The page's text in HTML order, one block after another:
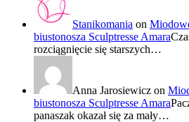
Stanikomania on
biustonosza Sculptresse Amara
rozciągnięcie się starszych…
Anna Jarosiewicz on
biustonosza Sculptresse Amara
panaszak okazał się za mały…